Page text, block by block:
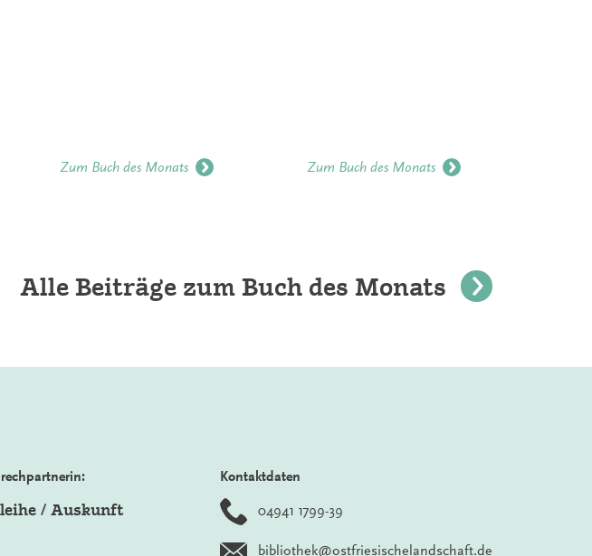
Zum Buch des Monats Zum Buch des Monats
Alle Beiträge zum Buch des Monats
/ Auskunft
Kontaktdaten
04941 1799-39
bibliothek@ostfriesischelandschaft.de